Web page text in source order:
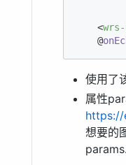
<
    @
使用了
属性
https://
想要的